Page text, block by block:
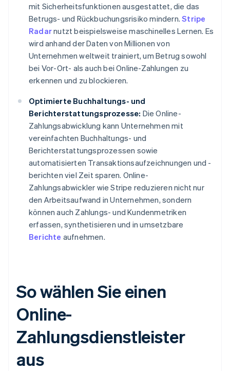
mit Sicherheitsfunktionen ausgestattet, die das
Betrugs- und Rückbuchungsrisiko mindern.Stripe
Radarnutzt beispielsweise maschinelles Lernen. Es
wird anhand der Daten von Millionen von
Unternehmen weltweit trainiert, um Betrug sowohl
bei Vor-Ort- als auch bei Online-Zahlungen zu
erkennen und zu blockieren.
Optimierte Buchhaltungs- und
Berichterstattungsprozesse: Die Online-
Zahlungsabwicklung kann Unternehmen mit
vereinfachten Buchhaltungs- und
Berichterstattungsprozessen sowie
automatisierten Transaktionsaufzeichnungen und -
berichten viel Zeit sparen. Online-
Zahlungsabwickler wie Stripe reduzieren nicht nur
den Arbeitsaufwand in Unternehmen, sondern
können auch Zahlungs- und Kundenmetriken
erfassen, synthetisieren und in umsetzbare
Berichte aufnehmen.
So wählen Sie einen
Online-
Zahlungsdienstleister
aus